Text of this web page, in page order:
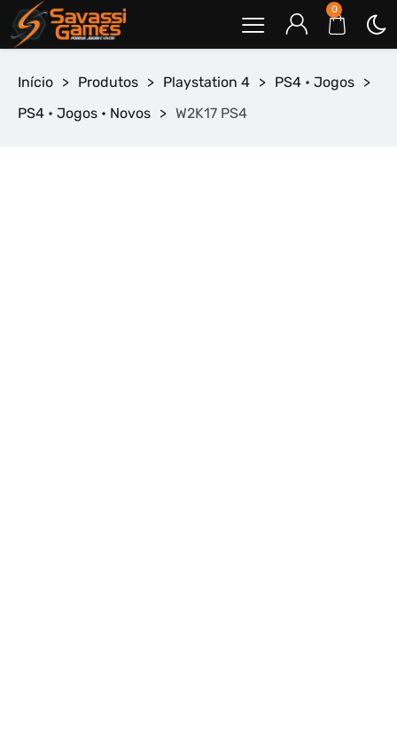
0
Início > Produtos > Playstation 4 > PS4 • Jogos >
PS4 • Jogos • Novos > W2K17 PS4